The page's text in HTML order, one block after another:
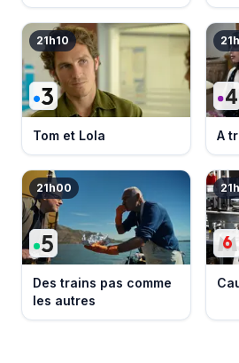
21h10
Tom et Lola A
21h00
Des trains pas comme
les autres